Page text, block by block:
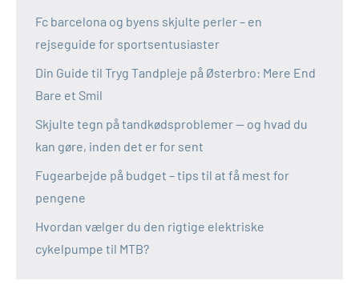
Fc barcelona og byens skjulte perler – en
rejseguide for sportsentusiaster
Din Guide til Tryg Tandpleje på Østerbro: Mere End
Bare et Smil
Skjulte tegn på tandkødsproblemer — og hvad du
kan gøre, inden det er for sent
Fugearbejde på budget – tips til at få mest for
pengene
Hvordan vælger du den rigtige elektriske
cykelpumpe til MTB?